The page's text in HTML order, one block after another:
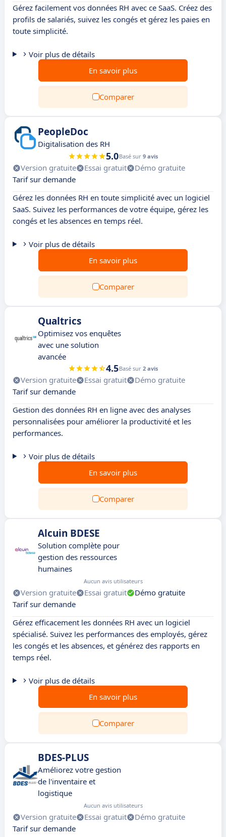
Gérez facilement vos données RH avec ce SaaS. Créez des
profils de salariés, suivez les congés et gérez les paies en
toute simplicité.
Voir plus de détails
En savoir plus
Comparer
PeopleDoc
Digitalisation des RH
5.0Basé sur 9 avis
Version gratuite Essai gratuit
Démo gratuite
Tarif sur demande
Gérez les données RH en toute simplicité avec un logiciel
SaaS. Suivez les performances de votre équipe, gérez les
congés et les absences en temps réel.
Voir plus de détails
En savoir plus
Comparer
Qualtrics
Optimisez vos enquêtes
avec une solution
avancée
4.5Basé sur 2 avis
Version gratuite Essai gratuit
Démo gratuite
Tarif sur demande
Gestion des données RH en ligne avec des analyses
personnalisées pour améliorer la productivité et les
performances.
Voir plus de détails
En savoir plus
Comparer
Alcuin BDESE
Solution complète pour
gestion des ressources
humaines
Aucun avis utilisateurs
Version gratuite Essai gratuit
Démo gratuite
Tarif sur demande
Gérez efficacement les données RH avec un logiciel
spécialisé. Suivez les performances des employés, gérez
les congés et les absences, et générez des rapports en
temps réel.
Voir plus de détails
En savoir plus
Comparer
BDES-PLUS
Améliorez votre gestion
de l'inventaire et
logistique
Aucun avis utilisateurs
Version gratuite Essai gratuit
Démo gratuite
Tarif sur demande